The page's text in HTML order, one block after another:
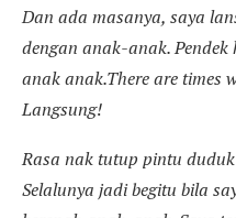
Dan ada masanya, saya
dengan anak-anak.
anak anak.There are times
Langsung!
Rasa nak tutup pintu
Selalunya jadi begitu bila